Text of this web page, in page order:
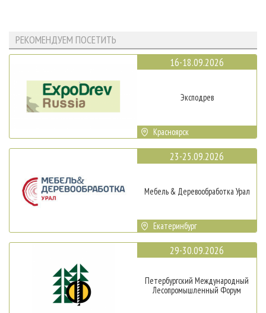
РЕКОМЕНДУЕМ ПОСЕТИТЬ
16-18.09.2026
Эксподрев
Красноярск
23-25.09.2026
Мебель & Деревообработка Урал
Екатеринбург
29-30.09.2026
Петербургский Международный
Лесопромышленный Форум